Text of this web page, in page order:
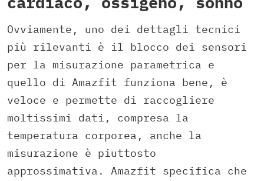
Ovviamente, uno dei dettagli tecnici
più rilevanti è il blocco dei sensori
per la misurazione parametrica e
quello di Amazfit funziona bene, è
veloce e permette di raccogliere
moltissimi dati, compresa la
temperatura corporea, anche la
misurazione è piuttosto
approssimativa. Amazfit specifica che